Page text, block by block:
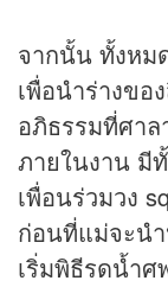
จากนั้น ทั้งหม
เพื่อนำร่างขอ
อภิธรรมที่ศาล
ภายในงาน มี
เพื่อนร่วมวง
ก่อนที่แม่จะน
เริ่มพิธีรดน้ำศ